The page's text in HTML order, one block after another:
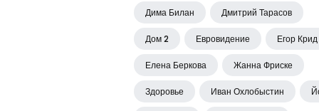
Дима Билан Дмитрий Тарасов
Дом 2 Евровидение Егор Крид
Елена Беркова Жанна Фриске
Здоровье Иван Охлобыстин